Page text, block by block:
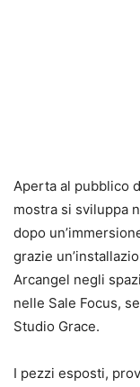
Aperta al pubblico
mostra si sviluppa
dopo
grazie
Arcangel negli
nelle Sale Focus,
Studio Grace.
I pezzi esposti,